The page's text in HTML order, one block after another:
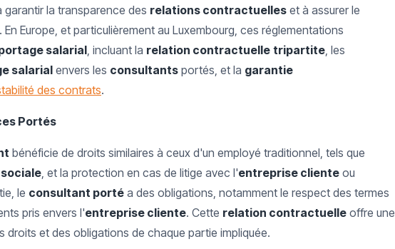
la transparence des relations contractuelles et à assurer le
Europe, et particulièrement au Luxembourg, ces réglementations
salarial, incluant la relation contractuelle tripartite, les
salarial envers les consultants portés, et la garantie
des contrats.
Portés
bénéficie de droits similaires à ceux d'un employé traditionnel, tels que
, et la protection en cas de litige avec l'entreprise cliente ou
le consultant porté a des obligations, notamment le respect des termes
pris envers l'entreprise cliente. Cette relation contractuelle offre une
et des obligations de chaque partie impliquée.